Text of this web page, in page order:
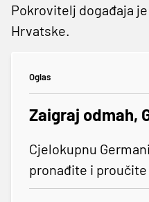
Pokrovitelj događaja
Hrvatske.
Oglas
Zaigraj odmah,
Cjelokupnu
pronađite i proučite